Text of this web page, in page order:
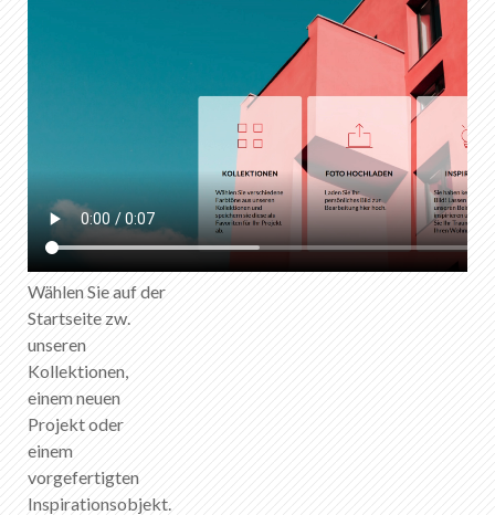
Wählen Sie auf der
Startseite zw.
unseren
Kollektionen,
einem neuen
Projekt oder
einem
vorgefertigten
Inspirationsobjekt.